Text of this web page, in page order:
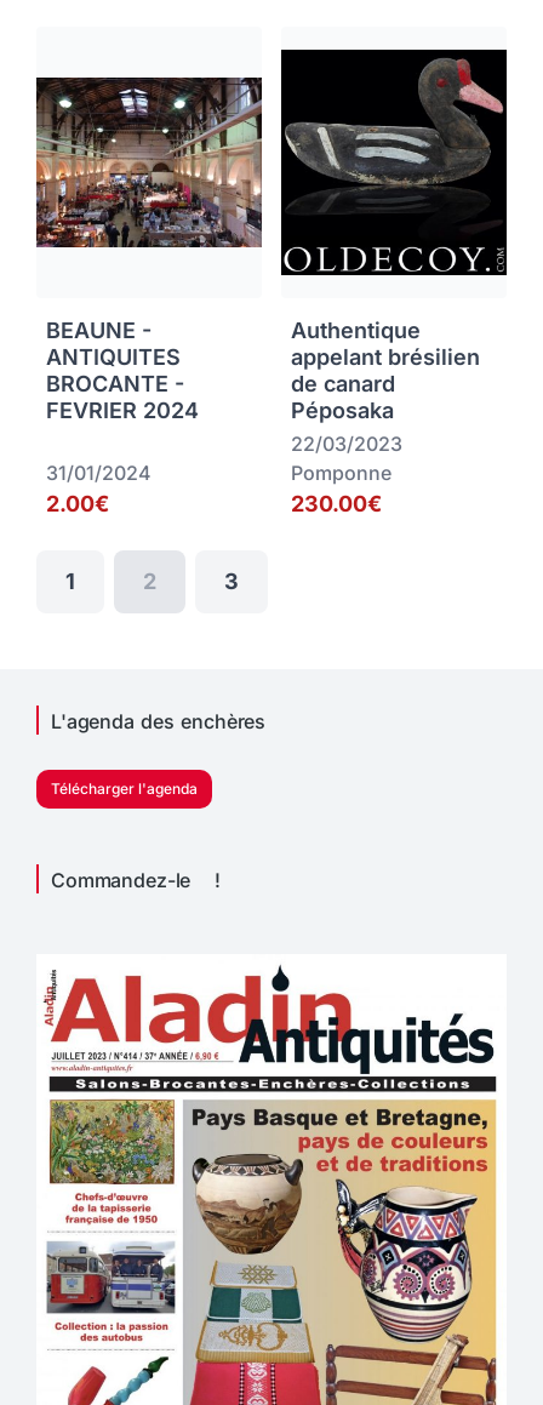
BEAUNE -
ANTIQUITES
BROCANTE -
FEVRIER 2024
31/01/2024
2.00€
Authentique
appelant brésilien
de canard
Péposaka
22/03/2023
Pomponne
230.00€
1 2 3
L'agenda des enchères
Télécharger l'agenda
Commandez-le !